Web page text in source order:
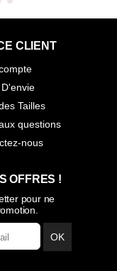
CLIENT
Tailles
questions
nous
OFFRES !
pour ne
OK